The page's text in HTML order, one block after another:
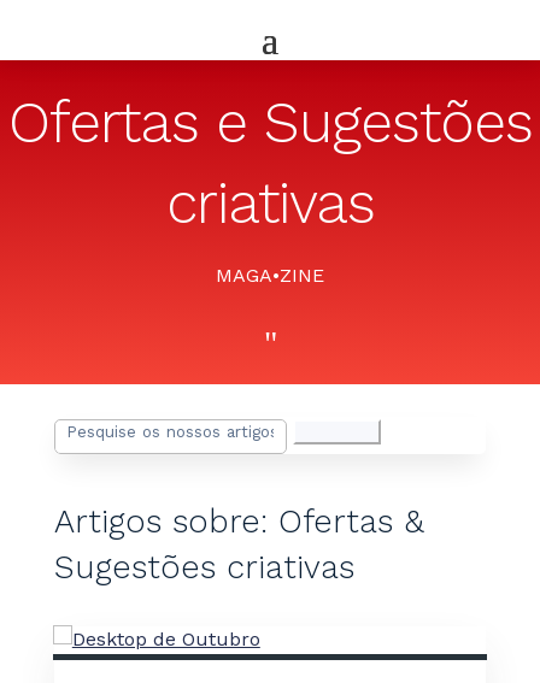
Ofertas e Sugestões
criativas
MAGA•ZINE
"
Pesquisar
por:
Artigos sobre: Ofertas &
Sugestões criativas